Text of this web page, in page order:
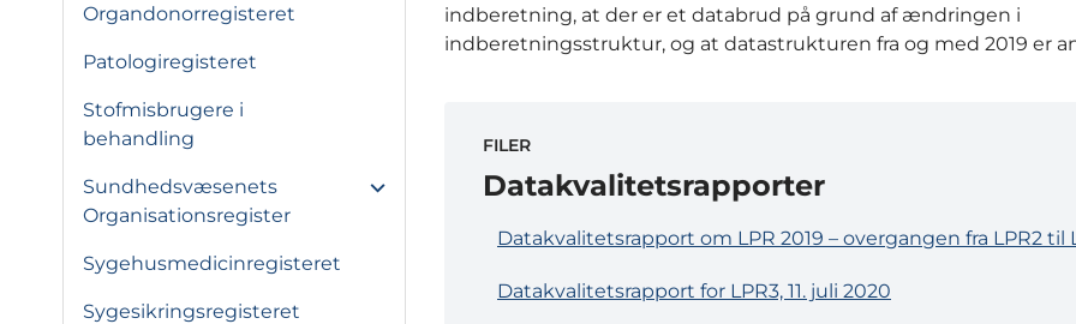
Organdonorregisteret
Patologiregisteret
Stofmisbrugere i
behandling
Sundhedsvæsenets
Organisationsregister
Sygehusmedicinregisteret
Sygesikringsregisteret
indberetning, at der er et databrud på grund af ændringen i
indberetningsstruktur, og at datastrukturen fra og med 2019 er
FILER
Datakvalitetsrapporter
Datakvalitetsrapport om LPR 2019 – overgangen fra LPR2 til
Datakvalitetsrapport for LPR3, 11. juli 2020